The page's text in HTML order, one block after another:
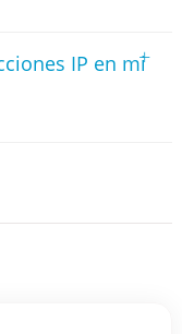
IP en mi+